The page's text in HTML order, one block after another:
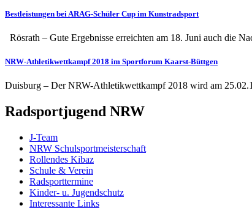
Bestleistungen bei ARAG-Schüler Cup im Kunstradsport
Rösrath – Gute Ergebnisse erreichten am 18. Juni auch die
NRW-Athletikwettkampf 2018 im Sportforum Kaarst-Büttgen
Duisburg – Der NRW-Athletikwettkampf 2018 wird am
Radsportjugend NRW
J-Team
NRW Schulsportmeisterschaft
Rollendes Kibaz
Schule & Verein
Radsporttermine
Kinder- u. Jugendschutz
Interessante Links